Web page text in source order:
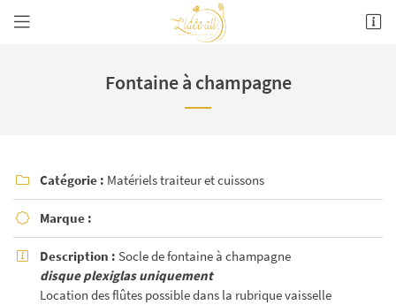
Fontaine à champagne
 Catégorie : Matériels traiteur et cuissons
 Marque :
 Description : Socle de fontaine à champagne
disque plexiglas uniquement
Location des flûtes possible dans la rubrique vaisselle